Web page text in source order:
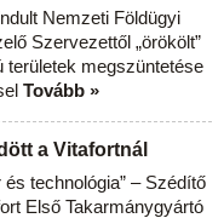
Nemzeti Földügyi
Szervezettől „örökölt”
területek megszüntetése
Tovább »
a Vitafortnál
technológia” – Szédítő
Első Takarmánygyártó